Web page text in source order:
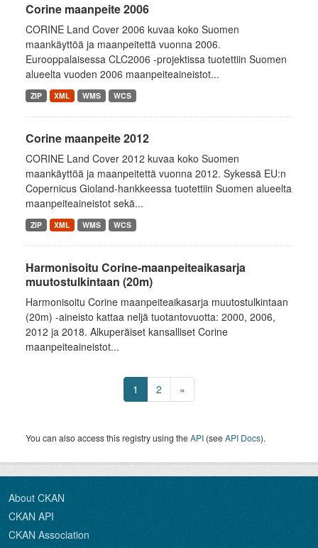
Corine maanpeite 2006
CORINE Land Cover 2006 kuvaa koko Suomen
maankäyttöä ja maanpeitettä vuonna 2006.
Eurooppalaisessa CLC2006 -projektissa tuotettiin Suomen
alueelta vuoden 2006 maanpeiteaineistot...
ZIP XML WMS WCS
Corine maanpeite 2012
CORINE Land Cover 2012 kuvaa koko Suomen
maankäyttöä ja maanpeitettä vuonna 2012. Sykessä EU:n
Copernicus Gioland-hankkeessa tuotettiin Suomen alueelta
maanpeiteaineistot sekä...
ZIP XML WMS WCS
Harmonisoitu Corine-maanpeiteaikasarja
muutostulkintaan (20m)
Harmonisoitu Corine maanpeiteaikasarja muutostulkintaan
(20m) -aineisto kattaa neljä tuotantovuotta: 2000, 2006,
2012 ja 2018. Alkuperäiset kansalliset Corine
maanpeiteaineistot...
1 2 »
You can also access this registry using theAPI (seeAPI Docs).
About CKAN
CKAN API
CKAN Association